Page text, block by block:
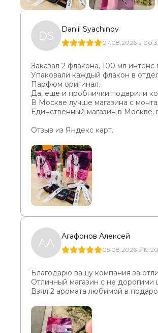
DS Daniil Syachinov
07.08.2026 в
Заказал 2 флакона, 100 мл
Упаковали каждый флакон в
Парфюм оригинал.
Да, еще и пробнички подарили
В Москве лучше магазина с
Единственный магазин в Москве,
Отзыв из Яндекс карт.
АА Агафонов Алексей
05.08.2026 в 19:20
Благодарю вашу компания за
Отличный магазин с не
Взял 2 аромата любимой в